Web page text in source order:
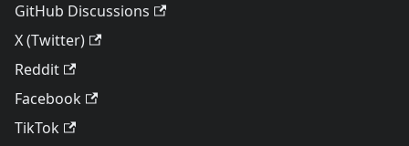
GitHub Discussions
X (Twitter)
Reddit
Facebook
TikTok